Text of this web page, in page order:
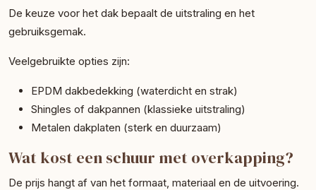
De keuze voor het dak bepaalt de uitstraling en het
gebruiksgemak.
Veelgebruikte opties zijn:
EPDM dakbedekking (waterdicht en strak)
Shingles of dakpannen (klassieke uitstraling)
Metalen dakplaten (sterk en duurzaam)
Wat kost een schuur met overkapping?
De prijs hangt af van het formaat, materiaal en de uitvoering.